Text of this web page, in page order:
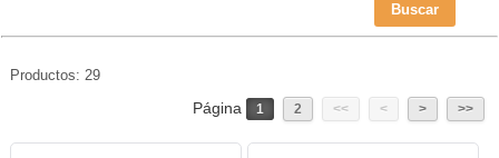
Buscar
Productos: 29
Página 1 2 << < > >>